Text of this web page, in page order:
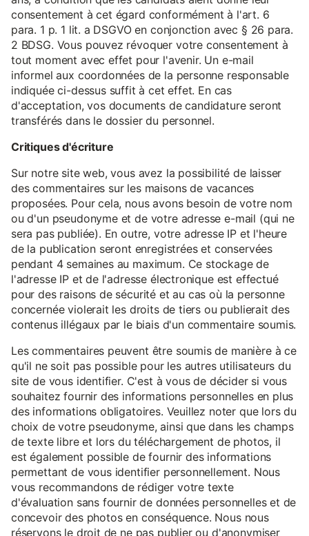
consentement à cet égard conformément à l'art. 6
para. 1 p. 1 lit. a DSGVO en conjonction avec § 26 para.
2 BDSG. Vous pouvez révoquer votre consentement à
tout moment avec effet pour l'avenir. Un e-mail
informel aux coordonnées de la personne responsable
indiquée ci-dessus suffit à cet effet. En cas
d'acceptation, vos documents de candidature seront
transférés dans le dossier du personnel.
Critiques d'écriture
Sur notre site web, vous avez la possibilité de laisser
des commentaires sur les maisons de vacances
proposées. Pour cela, nous avons besoin de votre nom
ou d'un pseudonyme et de votre adresse e-mail (qui ne
sera pas publiée). En outre, votre adresse IP et l'heure
de la publication seront enregistrées et conservées
pendant 4 semaines au maximum. Ce stockage de
l'adresse IP et de l'adresse électronique est effectué
pour des raisons de sécurité et au cas où la personne
concernée violerait les droits de tiers ou publierait des
contenus illégaux par le biais d'un commentaire soumis.
Les commentaires peuvent être soumis de manière à ce
qu'il ne soit pas possible pour les autres utilisateurs du
site de vous identifier. C'est à vous de décider si vous
souhaitez fournir des informations personnelles en plus
des informations obligatoires. Veuillez noter que lors du
choix de votre pseudonyme, ainsi que dans les champs
de texte libre et lors du téléchargement de photos, il
est également possible de fournir des informations
permettant de vous identifier personnellement. Nous
vous recommandons de rédiger votre texte
d'évaluation sans fournir de données personnelles et de
concevoir des photos en conséquence. Nous nous
réservons le droit de ne pas publier ou d'anonymiser